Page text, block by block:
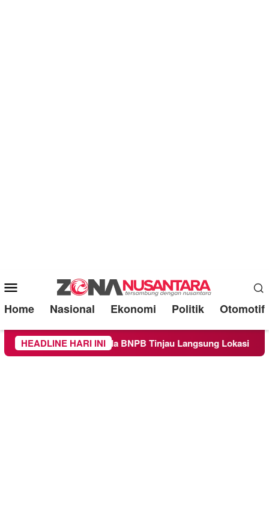
Mobile
Menu
Home Nasional Ekonomi Politik Otomotif
HEADLINE HARI INI
Malang, Kepala BNPB Tinjau Langsung Lokasi